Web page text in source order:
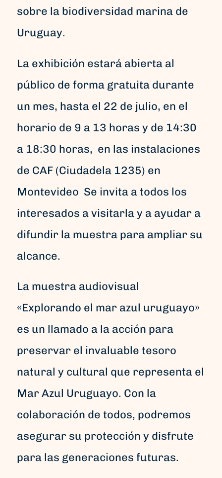
sobre la biodiversidad marina de
Uruguay.
La exhibición estará abierta al
público de forma gratuita durante
un mes, hasta el 22 de julio, en el
horario de 9 a 13 horas y de 14:30
a 18:30 horas, en las instalaciones
de CAF (Ciudadela 1235) en
Montevideo Se invita a todos los
interesados a visitarla y a ayudar a
difundir la muestra para ampliar su
alcance.
La muestra audiovisual
«Explorando el mar azul uruguayo»
es un llamado a la acción para
preservar el invaluable tesoro
natural y cultural que representa el
Mar Azul Uruguayo. Con la
colaboración de todos, podremos
asegurar su protección y disfrute
para las generaciones futuras.